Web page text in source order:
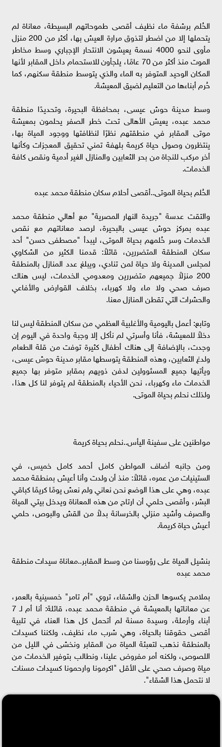
الحُلم برشفة ماء نظيف أقصى طموحاتهم البسيطة، معاناة لم
يتحملها إلا من اضطر لتذوق مرارة العيش بها، أكثر من 200 منزل
مأوى لنحو 4000 نسمة يعيشون الانتحار الإجباري وسط مخاطر
الموت منذ أكثر من 70 عامًا، يلجأون للاستحمام داخل المقابر لأنها
المكان الوحيد المتوفر به الماء والذي يتوسط منطقة سكنهم، كما
حُرم أبناءها من التعليم لضيق المعيشة.
وسط مدينة حوش عيسى، بمحافظة البحيرة، وتحديدًا منطقة
محمد عبده، يعيش الأهالى تحت خطر الصفر يحلمون بمعيشة
موتى المقابر في منطقتهم نظرًا لنظافتها ووجود المياة بها،
ينتظرون وصول حياة كريمة بلهفة تمني تحقيق المعجزات وكأنها
أخر مركب للنجاة من بحر الثعابين والمنازل الغير أدمية ونقص كافة
الخدمات.
الحُلم بحياة الموتى..أقصى أحلام سكان منطقة محمد عبده
والتقت عدسة "جريدة النهار المصرية" مع أهالي منطقة محمد
عبده بمركز حوش عيسى بالبحيرة، لرصد معاناتهم مع نقص
الخدمات وسر حُلمهم بحياة الموتى، ليبدأ "مصطفى حسن" أحد
سكان المنطقة المتضررين، قائلاً: قدمنا الكثير من الشكاوي
لمجلس المدينة ولا حياة لمن تنادي، ويبلغ عدد المنازل بالمنطقة
200 منزلاً جميعهم متضررين ومعدومي الخدمات، ليس هناك
صرف صحي ولا ماء ولا كهرباء، بخلاف القوارض والأفاعي
والحشرات التي تقطن المنازل معنا.
وتابع: أعمل باليومية والأغلبية العظمي من سكان المنطقة ليس لنا
دخلاً للمعيشة، فأنا وأسرتي لم نأكل إلا وجبة واحدة في اليوم إن
وجدت، بالإضافة إلى هناك أطفال كثيرة توفت من قلة الطعام
ولدغ الثعابين، وهذه المنطقة يتوسطها مقابر مدينة حوش عيسى،
ويأتيها جميع المسئوولين لدفن ذويهم بمقابر متوفر بها جميع
الخدمات ماء وكهرباء، نحن الأحياء بالمنطقة لم يتوفر لنا كل هذا،
ولذلك نحلم بحياة الموتى.
مواطنين على سفينة اليأس..نحلم بحياة كريمة
ومن جانبه أضاف المواطن كامل أحمد كامل خميس، في
الستينيات من عمره، قائلاً: منذ أن ولدت وأنا أعيش بمنطقة محمد
عبده، وهي على هذا الوضع نحن نعاني ولم نعش يومًا كريمًا كباقي
البشر، وأقصى حلمي أن ارتاح من هذه المعاناة ويدخل بيتي المياة
والصرف وأشيد منزلي بالخرسانة بدلاً من القش والبوص، حلمي
أعيش حياة كريمة.
بنشيل المياة على رؤوسنا من وسط المقابر..معاناة سيدات منطقة
محمد عبده
بملامح يكسوها الحزن والشقاء، تروي "أم تامر" خمسينية بالعمر،
عن معاناتها بالمعيشة في منطقة محمد عبده، قائلة: أنا أم لـ 7
أبناء وأرملة، وسيدة مسنة لم أتحمل كل هذا العناء في تلبية
أقصى حقوقنا بالحياة، وهي شرب ماء نظيف، ولكننا كسيدات
بالمنطقة نذهب لتعبئة المياة من المقابر ونخشى في الليل من
اللصوص، ولكنه أمر مفروض علينا، ونطالب بتوفير الخدمات من
مياة وصرف صحي على الأقل "اكرمونا وارحمونا كسيدات مسنات
لا نتحمل هذا الشقاء".